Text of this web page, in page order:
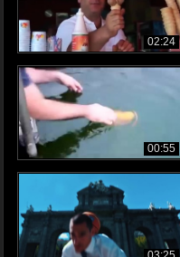
02:24
00:55